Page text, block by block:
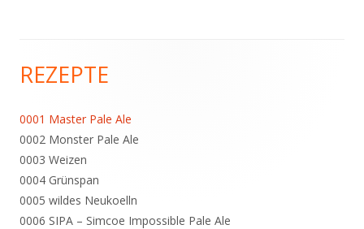
Haupt-
Seitenleiste
REZEPTE
0001 Master Pale Ale
0002 Monster Pale Ale
0003 Weizen
0004 Grünspan
0005 wildes Neukoelln
0006 SIPA – Simcoe Impossible Pale Ale